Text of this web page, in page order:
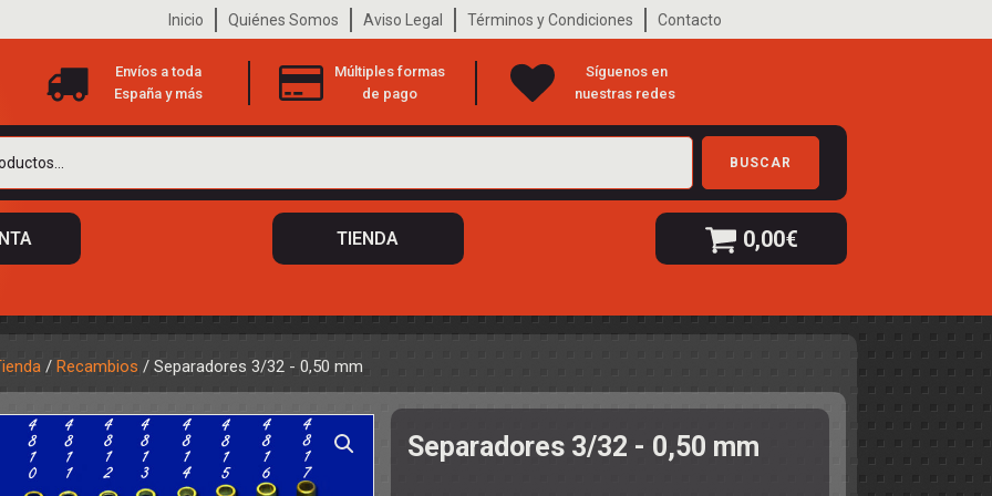
Inicio Quiénes Somos Aviso Legal Términos y Condiciones Contacto
Envíos a toda
España y más
Múltiples formas
de pago
Síguenos en
nuestras redes
BUSCAR
TIENDA 0,00€
/ Recambios / Separadores 3/32 - 0,50 mm
Separadores 3/32 - 0,50 mm